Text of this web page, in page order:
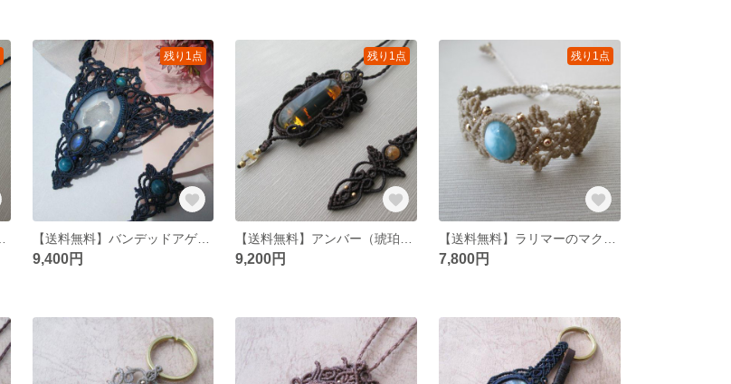
残り1点
【送料無料】バンデッドアゲートネックレス
9,400円
残り1点
9,200円
残り1点
7,800円